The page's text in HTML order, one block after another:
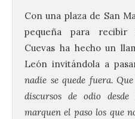
Con una plaza de San
pequeña para recibir
Cuevas ha hecho un
León invitándola a
nadie se quede fuera.
discursos de odio
marquen el paso los que